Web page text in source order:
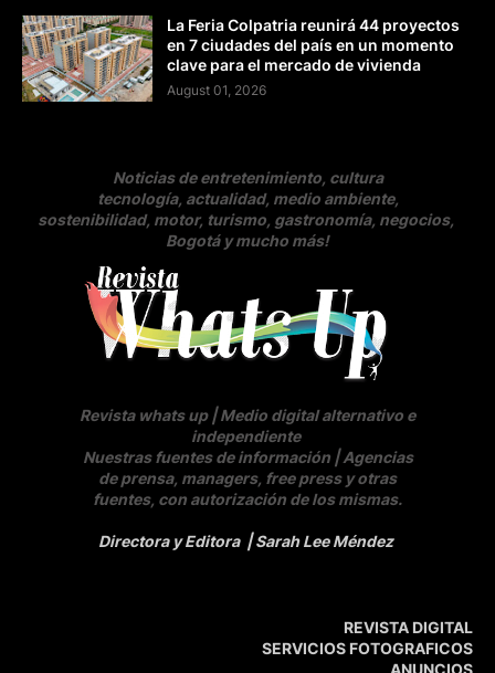
La Feria Colpatria reunirá 44 proyectos
en 7 ciudades del país en un momento
clave para el mercado de vivienda
August 01, 2026
Noticias de entretenimiento, cultura
tecnología, actualidad, medio ambiente,
sostenibilidad, motor, turismo, gastronomía, negocios,
Bogotá y mucho más!
Revista whats up | Medio digital alternativo e
independiente
Nuestras fuentes de información | Agencias
de prensa, managers, free press y otras
fuentes, con autorización de los mismas.
Directora y Editora| Sarah Lee Méndez
REVISTA DIGITAL
SERVICIOS FOTOGRAFICOS
ANUNCIOS